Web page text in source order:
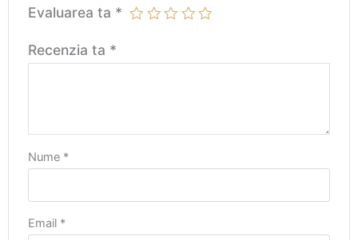
Evaluarea ta *
Recenzia ta *
Nume *
Email *